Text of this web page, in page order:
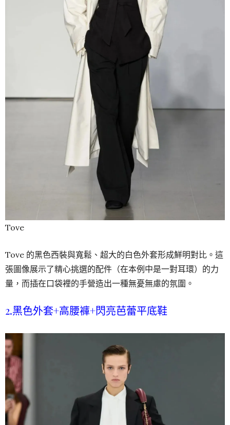
Tove
Tove 的黑色西裝與寬鬆、超大的白色外套形成鮮明對比。這
張圖像展示了精心挑選的配件（在本例中是一對耳環）的力
量，而插在口袋裡的手營造出一種無憂無慮的氛圍。
2.黑色外套+高腰褲+閃亮芭蕾平底鞋